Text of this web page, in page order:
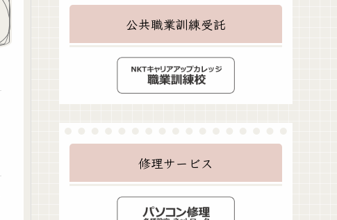
公共職業訓練受託
修理サービス